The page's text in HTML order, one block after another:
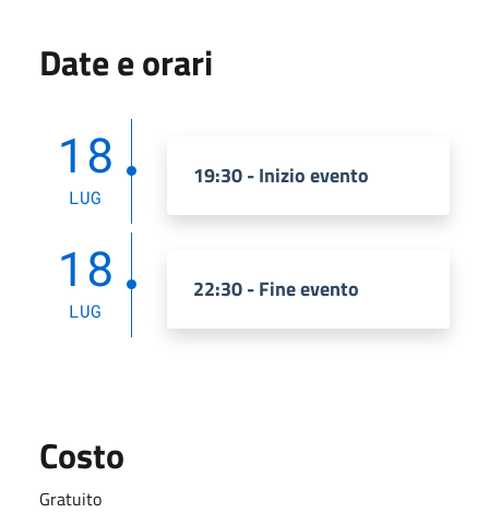
Date e orari
18
LUG
19:30 - Inizio evento
18
LUG
22:30 - Fine evento
Costo
Gratuito